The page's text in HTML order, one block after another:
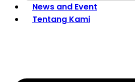
News and Event
Tentang Kami